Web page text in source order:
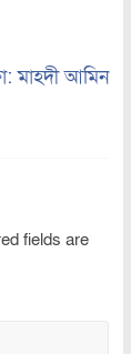
মাহদী আমিন
fields are